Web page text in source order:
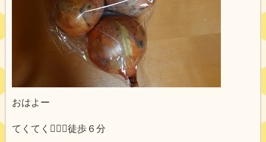
おはよー
てくてく🚶‍♂️➰徒歩６分